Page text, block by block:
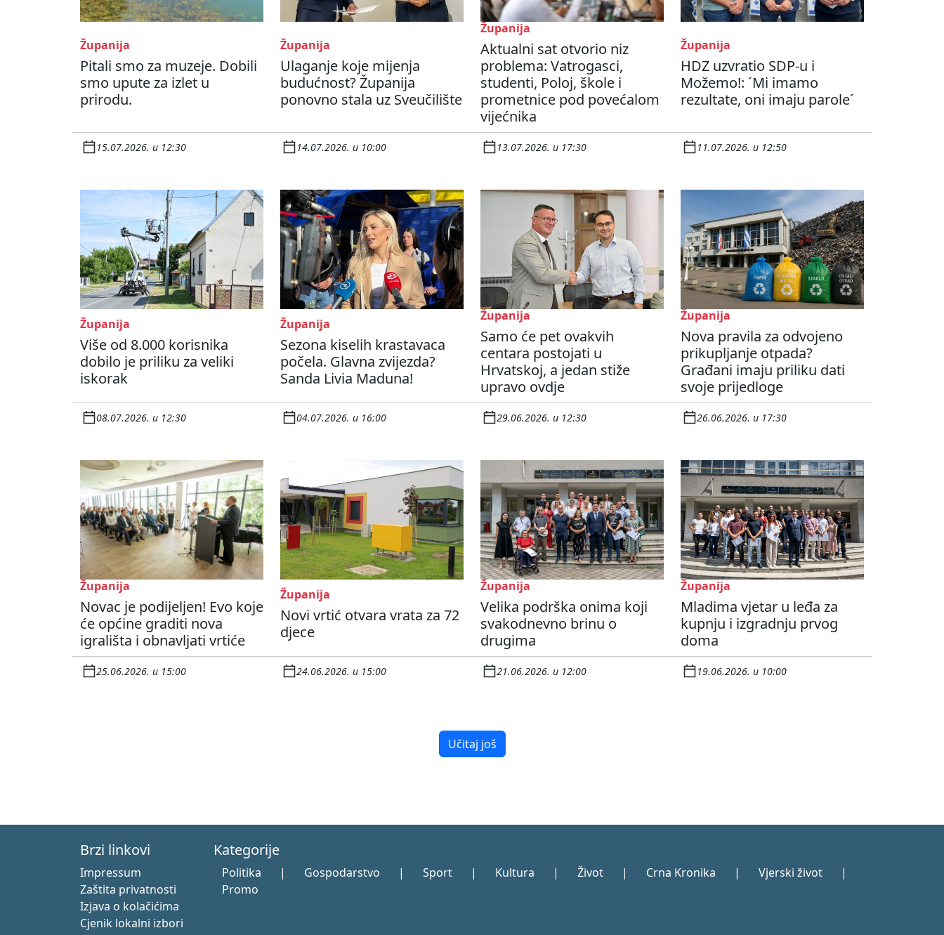
Županija
Pitali smo za muzeje. Dobili
smo upute za izlet u
prirodu.
15.07.2026. u 12:30
Županija
Ulaganje koje mijenja
budućnost? Županija
ponovno stala uz Sveučilište
14.07.2026. u 10:00
Županija
Aktualni sat otvorio niz
problema: Vatrogasci,
studenti, Poloj, škole i
prometnice pod povećalom
vijećnika
13.07.2026. u 17:30
Županija
HDZ uzvratio SDP-u i
Možemo!: ´Mi imamo
rezultate, oni imaju parole´
11.07.2026. u 12:50
Županija
Više od 8.000 korisnika
dobilo je priliku za veliki
iskorak
08.07.2026. u 12:30
Županija
Sezona kiselih krastavaca
počela. Glavna zvijezda?
Sanda Livia Maduna!
04.07.2026. u 16:00
Županija
Samo će pet ovakvih
centara postojati u
Hrvatskoj, a jedan stiže
upravo ovdje
29.06.2026. u 12:30
Županija
Nova pravila za odvojeno
prikupljanje otpada?
Građani imaju priliku dati
svoje prijedloge
26.06.2026. u 17:30
Županija
Novac je podijeljen! Evo koje
će općine graditi nova
igrališta i obnavljati vrtiće
25.06.2026. u 15:00
Županija
Novi vrtić otvara vrata za 72
djece
24.06.2026. u 15:00
Županija
Velika podrška onima koji
svakodnevno brinu o
drugima
21.06.2026. u 12:00
Županija
Mladima vjetar u leđa za
kupnju i izgradnju prvog
doma
19.06.2026. u 10:00
Učitaj još
Brzi linkovi
Impressum
Zaštita privatnosti
Izjava o kolačićima
Cjenik lokalni izbori
Kategorije
Politika | Gospodarstvo | Sport | Kultura | Život | Crna Kronika | Vjerski život
|
Promo